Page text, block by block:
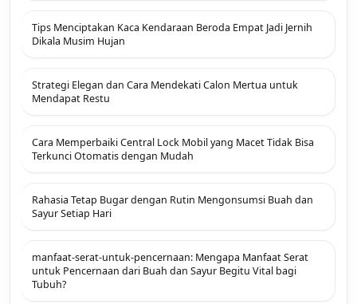
Tips Menciptakan Kaca Kendaraan Beroda Empat Jadi Jernih
Dikala Musim Hujan
Strategi Elegan dan Cara Mendekati Calon Mertua untuk
Mendapat Restu
Cara Memperbaiki Central Lock Mobil yang Macet Tidak Bisa
Terkunci Otomatis dengan Mudah
Rahasia Tetap Bugar dengan Rutin Mengonsumsi Buah dan
Sayur Setiap Hari
manfaat-serat-untuk-pencernaan: Mengapa Manfaat Serat
untuk Pencernaan dari Buah dan Sayur Begitu Vital bagi
Tubuh?